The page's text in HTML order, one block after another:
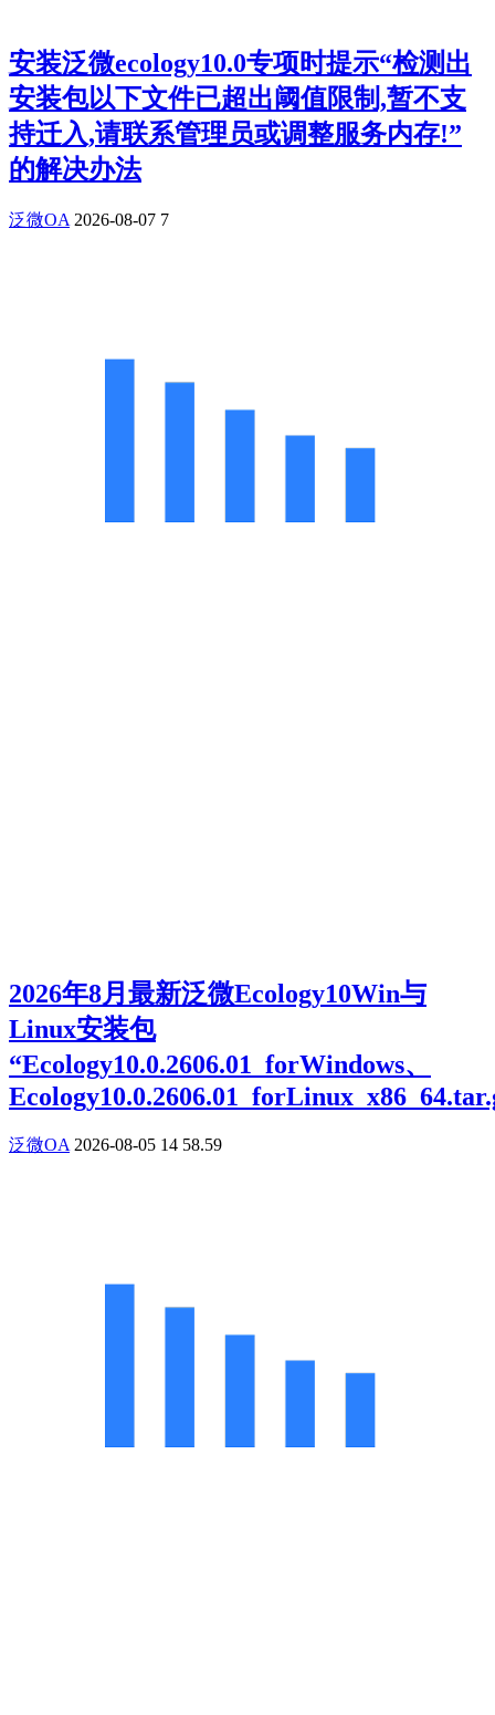
安装泛微ecology10.0专项时提示“检测出
安装包以下文件已超出阈值限制,暂不支
持迁入,请联系管理员或调整服务内存!”
的解决办法
泛微OA 2026-08-07 7
2026年8月最新泛微Ecology10Win与
Linux安装包
“Ecology10.0.2606.01_forWindows、
泛微OA 2026-08-05 14 58.59